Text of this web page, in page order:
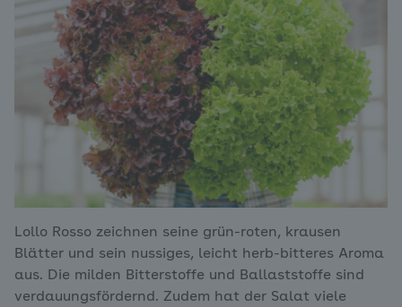
Lollo Rosso zeichnen seine grün-roten, krausen
Blätter und sein nussiges, leicht herb-bitteres Aroma
aus. Die milden Bitterstoffe und Ballaststoffe sind
verdauungsfördernd. Zudem hat der Salat viele